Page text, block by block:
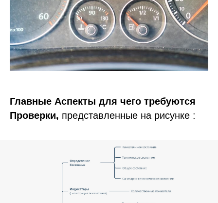
Главные Аспекты для чего требуются
Проверки, представленные на рисунке :